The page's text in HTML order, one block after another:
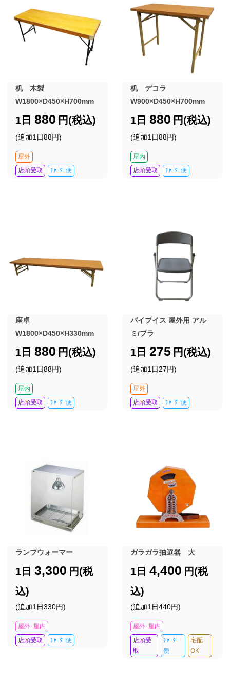
机 木製
W1800×D450×H700mm
1日 880 円(税込)
(追加1日88円)
屋外
店頭受取
ﾁｬｰﾀｰ便
机 デコラ
W900×D450×H700mm
1日 880 円(税込)
(追加1日88円)
屋内
店頭受取
ﾁｬｰﾀｰ便
座卓
W1800×D450×H330mm
1日 880 円(税込)
(追加1日88円)
屋内
店頭受取
ﾁｬｰﾀｰ便
パイプイス 屋外用 アル
ミ/プラ
1日 275 円(税込)
(追加1日27円)
屋外
店頭受取
ﾁｬｰﾀｰ便
ランプウォーマー
1日 3,300 円(税
込)
(追加1日330円)
屋外･屋内
店頭受取
ﾁｬｰﾀｰ便
ガラガラ抽選器 大
1日 4,400 円(税
込)
(追加1日440円)
屋外･屋内
店頭受
取
ﾁｬｰﾀｰ
便
宅配
OK